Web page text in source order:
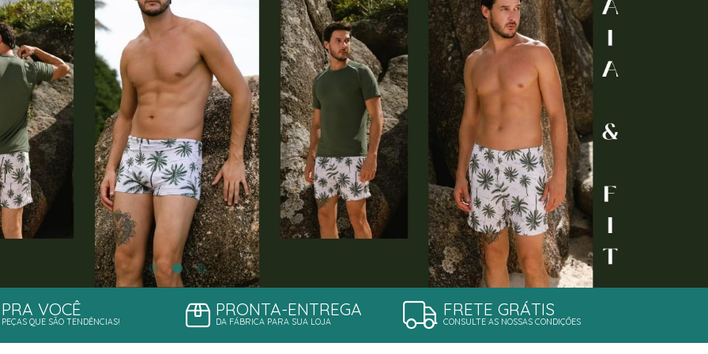
PRA VOCÊ
PEÇAS QUE SÃO TENDÊNCIAS!
PRONTA-ENTREGA
DA FÁBRICA PARA SUA LOJA
FRETE GRÁTIS
CONSULTE AS NOSSAS CONDIÇÕES